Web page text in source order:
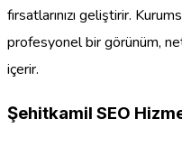
fırsatlarınızı geliştirir.
profesyonel bir görünüm,
içerir.
Şehitkamil SEO